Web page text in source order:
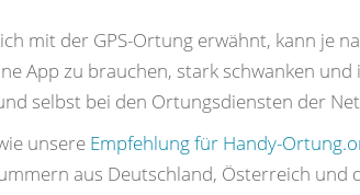
mit der GPS-Ortung erwähnt, kann je
App zu brauchen, stark schwanken
selbst bei den Ortungsdiensten der
unsere Empfehlung für Handy-
aus Deutschland, Österreich